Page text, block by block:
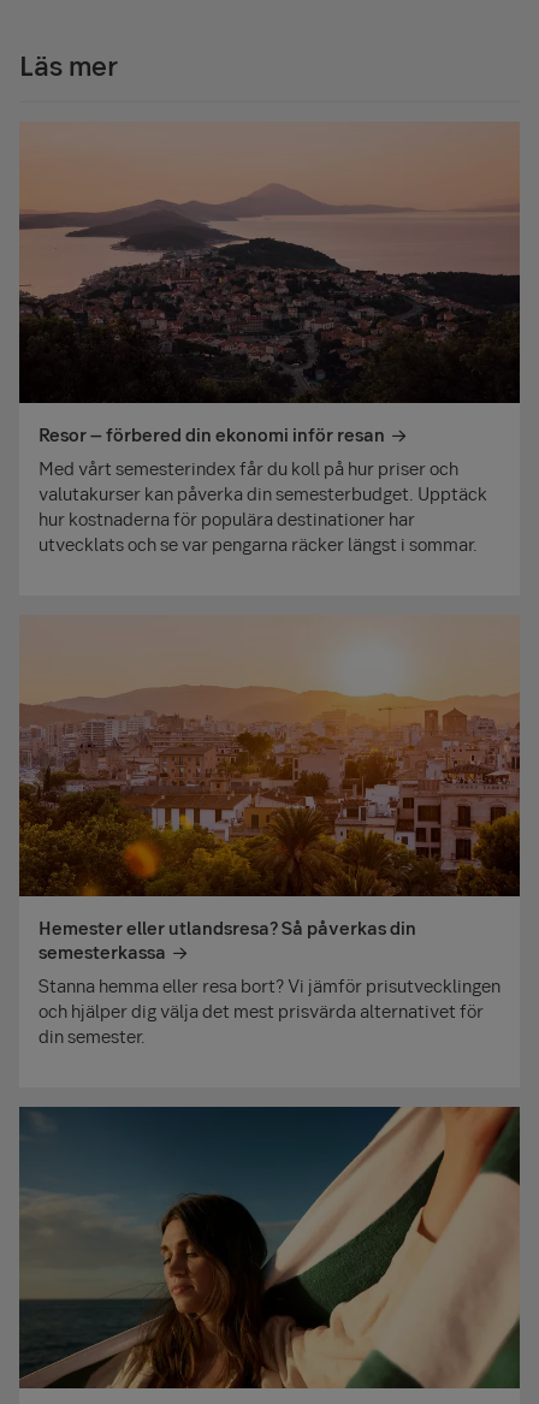
Läs mer
Resor – förbered din ekonomi inför resan
Med vårt semesterindex får du koll på hur priser och
valutakurser kan påverka din semesterbudget. Upptäck
hur kostnaderna för populära destinationer har
utvecklats och se var pengarna räcker längst i sommar.
Hemester eller utlandsresa? Så påverkas din
semesterkassa
Stanna hemma eller resa bort? Vi jämför prisutvecklingen
och hjälper dig välja det mest prisvärda alternativet för
din semester.